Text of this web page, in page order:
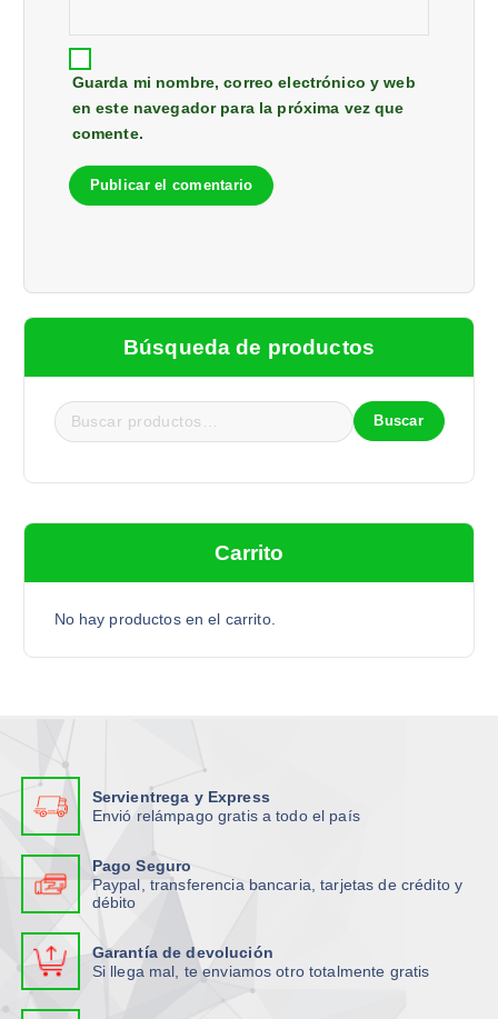
Guarda mi nombre, correo electrónico y web
en este navegador para la próxima vez que
comente.
Búsqueda de productos
Buscar
Carrito
No hay productos en el carrito.
Servientrega y Express
Envió relámpago gratis a todo el país
Pago Seguro
Paypal, transferencia bancaria, tarjetas de crédito y
débito
Garantía de devolución
Si llega mal, te enviamos otro totalmente gratis